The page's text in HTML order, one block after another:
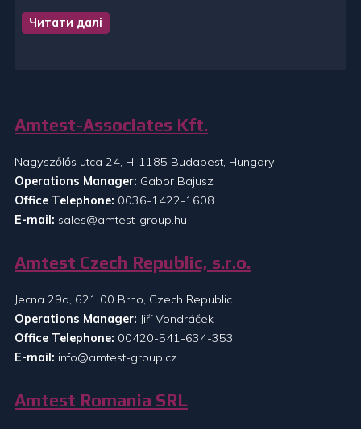
Читати далі
Amtest-Associates Kft.
Nagyszőlős utca 24, H-1185 Budapest, Hungary
Operations Manager: Gabor Bajusz
Office Telephone: 0036-1422-1608
E-mail: sales@amtest-group.hu
Amtest Czech Republic, s.r.o.
Jecna 29a, 621 00 Brno, Czech Republic
Operations Manager: Jiří Vondráček
Office Telephone: 00420-541-634-353
E-mail: info@amtest-group.cz
Amtest Romania SRL